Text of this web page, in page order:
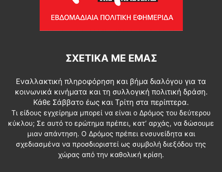
ΣΧΕΤΙΚΆ ΜΕ ΕΜΆΣ
Εναλλακτική πληροφόρηση και βήμα διαλόγου για τα
κοινωνικά κινήματα και τη συλλογική πολιτική δράση.
Κάθε Σάββατο έως και Τρίτη στα περίπτερα.
Τι είδους εγχείρημα μπορεί να είναι ο Δρόμος του δεύτερου
κύκλου; Σε αυτό το ερώτημα πρέπει, κατ’ αρχάς, να δώσουμε
μιαν απάντηση. Ο Δρόμος πρέπει ενσυνείδητα και
σχεδιασμένα να προσδιοριστεί ως συμβολή διεξόδου της
χώρας από την καθολική κρίση.